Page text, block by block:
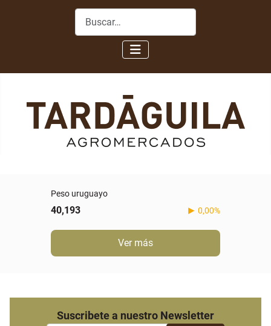
Buscar
Peso uruguayo
40,193 0,00%
Ver más
Suscribete a nuestro Newsletter